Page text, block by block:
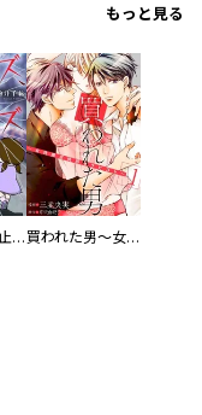
もっと見る
満タサレズ、止メラレズ 買われた男～女性限定快感セラピスト～【描き下ろしおまけ付き特装版】